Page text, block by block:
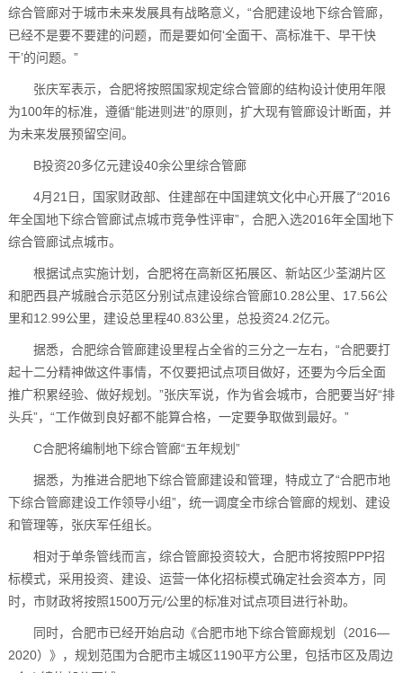
综合管廊对于城市未来发展具有战略意义，“合肥建设地下综合管廊，
已经不是要不要建的问题，而是要如何‘全面干、高标准干、早干快
干’的问题。”
张庆军表示，合肥将按照国家规定综合管廊的结构设计使用年限
为100年的标准，遵循“能进则进”的原则，扩大现有管廊设计断面，并
为未来发展预留空间。
B投资20多亿元建设40余公里综合管廊
4月21日，国家财政部、住建部在中国建筑文化中心开展了“2016
年全国地下综合管廊试点城市竞争性评审”，合肥入选2016年全国地下
综合管廊试点城市。
根据试点实施计划，合肥将在高新区拓展区、新站区少荃湖片区
和肥西县产城融合示范区分别试点建设综合管廊10.28公里、17.56公
里和12.99公里，建设总里程40.83公里，总投资24.2亿元。
据悉，合肥综合管廊建设里程占全省的三分之一左右，“合肥要打
起十二分精神做这件事情，不仅要把试点项目做好，还要为今后全面
推广积累经验、做好规划。”张庆军说，作为省会城市，合肥要当好“排
头兵”，“工作做到良好都不能算合格，一定要争取做到最好。”
C合肥将编制地下综合管廊“五年规划”
据悉，为推进合肥地下综合管廊建设和管理，特成立了“合肥市地
下综合管廊建设工作领导小组”，统一调度全市综合管廊的规划、建设
和管理等，张庆军任组长。
相对于单条管线而言，综合管廊投资较大，合肥市将按照PPP招
标模式，采用投资、建设、运营一体化招标模式确定社会资本方，同
时，市财政将按照1500万元/公里的标准对试点项目进行补助。
同时，合肥市已经开始启动《合肥市地下综合管廊规划（2016—
2020）》，规划范围为合肥市主城区1190平方公里，包括市区及周边